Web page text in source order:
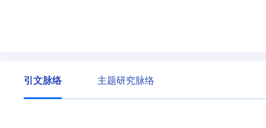
引文脉络 主题研究脉络